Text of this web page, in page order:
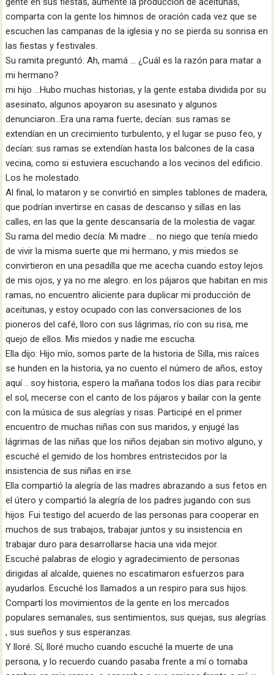
comparta con la gente los himnos de oración cada vez que se
escuchen las campanas de la iglesia y no se pierda su sonrisa en
las fiestas y festivales.
Su ramita preguntó: Ah, mamá … ¿Cuál es la razón para matar a
mi hermano?
mi hijo …Hubo muchas historias, y la gente estaba dividida por su
asesinato, algunos apoyaron su asesinato y algunos
denunciaron…Era una rama fuerte, decían: sus ramas se
extendían en un crecimiento turbulento, y el lugar se puso feo, y
decían: sus ramas se extendían hasta los balcones de la casa
vecina, como si estuviera escuchando a los vecinos del edificio.
Los he molestado.
Al final, lo mataron y se convirtió en simples tablones de madera,
que podrían invertirse en casas de descanso y sillas en las
calles, en las que la gente descansaría de la molestia de vagar.
Su rama del medio decía: Mi madre … no niego que tenía miedo
de vivir la misma suerte que mi hermano, y mis miedos se
convirtieron en una pesadilla que me acecha cuando estoy lejos
de mis ojos, y ya no me alegro. en los pájaros que habitan en mis
ramas, no encuentro aliciente para duplicar mi producción de
aceitunas, y estoy ocupado con las conversaciones de los
pioneros del café, lloro con sus lágrimas, río con su risa, me
quejo de ellos. Mis miedos y nadie me escucha.
Ella dijo: Hijo mío, somos parte de la historia de Silla, mis raíces
se hunden en la historia, ya no cuento el número de años, estoy
aquí .. soy historia, espero la mañana todos los días para recibir
el sol, mecerse con el canto de los pájaros y bailar con la gente
con la música de sus alegrías y risas. Participé en el primer
encuentro de muchas niñas con sus maridos, y enjugé las
lágrimas de las niñas que los niños dejaban sin motivo alguno, y
escuché el gemido de los hombres entristecidos por la
insistencia de sus niñas en irse.
Ella compartió la alegría de las madres abrazando a sus fetos en
el útero y compartió la alegría de los padres jugando con sus
hijos. Fui testigo del acuerdo de las personas para cooperar en
muchos de sus trabajos, trabajar juntos y su insistencia en
trabajar duro para desarrollarse hacia una vida mejor.
Escuché palabras de elogio y agradecimiento de personas
dirigidas al alcalde, quienes no escatimaron esfuerzos para
ayudarlos. Escuché los llamados a un respiro para sus hijos.
Compartí los movimientos de la gente en los mercados
populares semanales, sus sentimientos, sus quejas, sus alegrías.
, sus sueños y sus esperanzas.
Y lloré. Sí, lloré mucho cuando escuché la muerte de una
persona, y lo recuerdo cuando pasaba frente a mí o tomaba